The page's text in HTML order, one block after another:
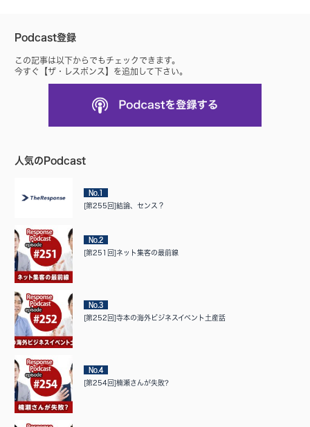
Podcast登録
この記事は以下からでもチェックできます。
今すぐ【ザ・レスポンス】を追加して下さい。
人気のPodcast
No.1
[第255回]結論、センス？
No.2
[第251回]ネット集客の最前線
No.3
[第252回]寺本の海外ビジネスイベント土産話
No.4
[第254回]楠瀬さんが失敗?